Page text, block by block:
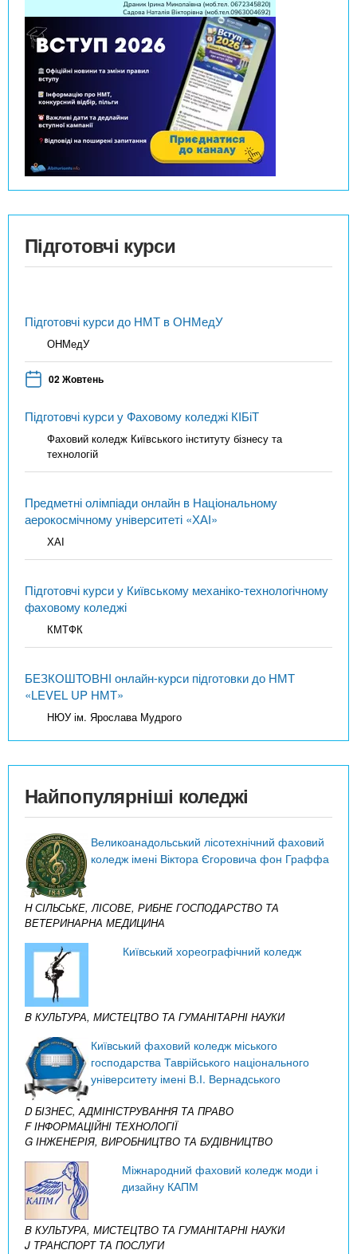
Підготовчі курси
Підготовчі курси до НМТ в ОНМедУ
ОНМедУ
02 Жовтень
Підготовчі курси у Фаховому коледжі КІБіТ
Фаховий коледж Київського інституту бізнесу та
технологій
Предметні олімпіади онлайн в Національному
аерокосмічному університеті «ХАІ»
ХАІ
Підготовчі курси у Київському механіко-технологічному
фаховому коледжі
КМТФК
БЕЗКОШТОВНІ онлайн-курси підготовки до НМТ
«LEVEL UP НМТ»
НЮУ ім. Ярослава Мудрого
Найпопулярніші коледжі
Великоанадольський лісотехнічний фаховий
коледж імені Віктора Єгоровича фон Граффа
H СІЛЬСЬКЕ, ЛІСОВЕ, РИБНЕ ГОСПОДАРСТВО ТА
ВЕТЕРИНАРНА МЕДИЦИНА
Київський хореографічний коледж
B КУЛЬТУРА, МИСТЕЦТВО ТА ГУМАНІТАРНІ НАУКИ
Київський фаховий коледж міського
господарства Таврійського національного
університету імені В.І. Вернадського
D БІЗНЕС, АДМІНІСТРУВАННЯ ТА ПРАВО
F ІНФОРМАЦІЙНІ ТЕХНОЛОГІЇ
G ІНЖЕНЕРІЯ, ВИРОБНИЦТВО ТА БУДІВНИЦТВО
Міжнародний фаховий коледж моди і
дизайну КАПМ
B КУЛЬТУРА, МИСТЕЦТВО ТА ГУМАНІТАРНІ НАУКИ
J ТРАНСПОРТ ТА ПОСЛУГИ